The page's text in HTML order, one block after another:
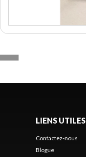
LIENS UTILES
Contactez-nous
Blogue